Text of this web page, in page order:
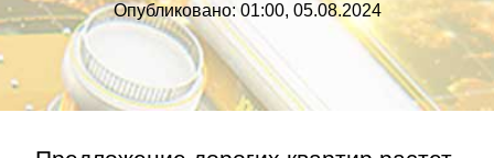
Опубликовано: 01:00, 05.08.2024
Правила
Контакт»